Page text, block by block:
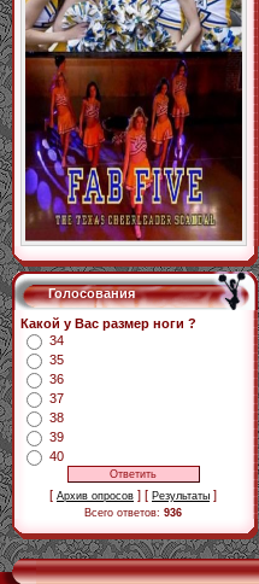
Голосования
Какой у Вас размер ноги ?
34
35
36
37
38
39
40
[ Архив опросов ] [ Результаты ]
Всего ответов: 936